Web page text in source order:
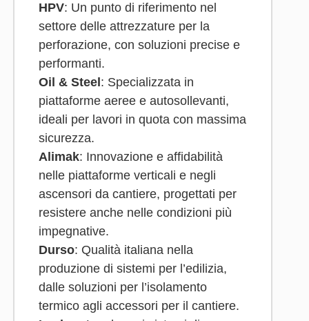
HPV: Un punto di riferimento nel
settore delle attrezzature per la
perforazione, con soluzioni precise e
performanti.
Oil & Steel : Specializzata in
piattaforme aeree e autosollevanti,
ideali per lavori in quota con massima
sicurezza.
Alimak: Innovazione e affidabilità
nelle piattaforme verticali e negli
ascensori da cantiere, progettati per
resistere anche nelle condizioni più
impegnative.
Durso: Qualità italiana nella
produzione di sistemi per l’edilizia,
dalle soluzioni per l’isolamento
termico agli accessori per il cantiere.